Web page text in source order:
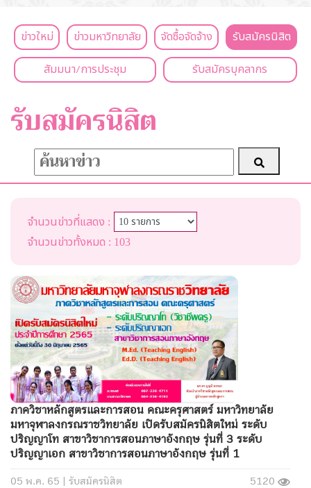
ข่าวใหม่ ข่าวมหาวิทยาลัย จัดซื้อจัดจ้าง
รับสมัครนิสิต
สัมมนา/การประชุม
รับสมัครบุคลากร
รับสมัครนิสิต
จำนวนข่าวที่แสดง :
จำนวนข่าวทั้งหมด : 103
ภาควิชาหลักสูตรและการสอน คณะครุศาสตร์ มหาวิทยาลัย
มหาจุฬาลงกรณราชวิทยาลัย เปิดรับสมัครนิสิตใหม่ ระดับ
ปริญญาโท สาขาวิชาการสอนภาษาอังกฤษ รุ่นที่ 3 ระดับ
ปริญญาเอก สาขาวิชาการสอนภาษาอังกฤษ รุ่นที่ 1
05 พ.ค. 65 | รับสมัครนิสิต 5120